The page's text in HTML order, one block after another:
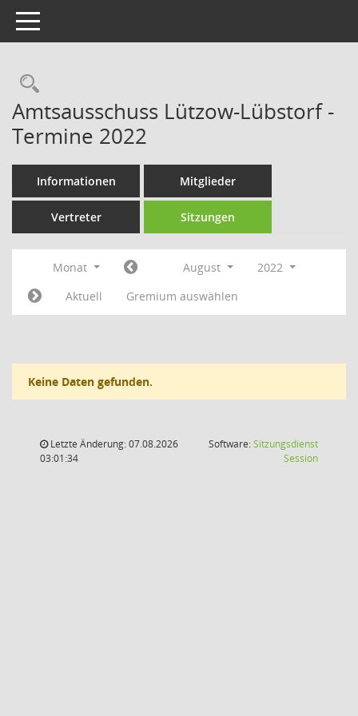
Toggle navigation
Rechercheauswahl
Amtsausschuss Lützow-Lübstorf -
Termine 2022
Informationen Mitglieder
Vertreter Sitzungen
Monat August
2022
Aktuell
Gremium auswählen
Keine Daten gefunden.
Letzte Änderung: 07.08.2026
03:01:34
Software:Sitzungsdienst
Session(Wird in